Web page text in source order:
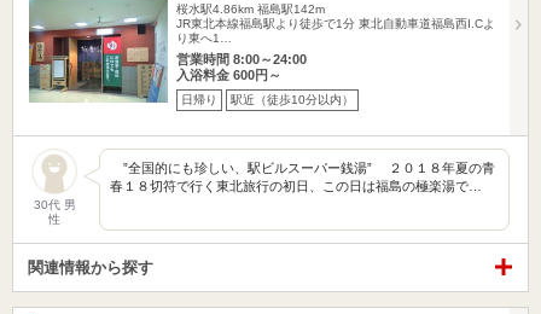
桜水駅4.86km 福島駅142m
JR東北本線福島駅より徒歩で1分 東北自動車道福島西I.Cよ
り東へ1…
営業時間 8:00～24:00
入浴料金 600円～
日帰り 駅近（徒歩10分以内）
30代 男
性
”全国的にも珍しい、駅ビルスーパー銭湯” ２０１８年夏の青
春１８切符で行く東北旅行の初日、この日は福島の極楽湯で…
関連情報から探す